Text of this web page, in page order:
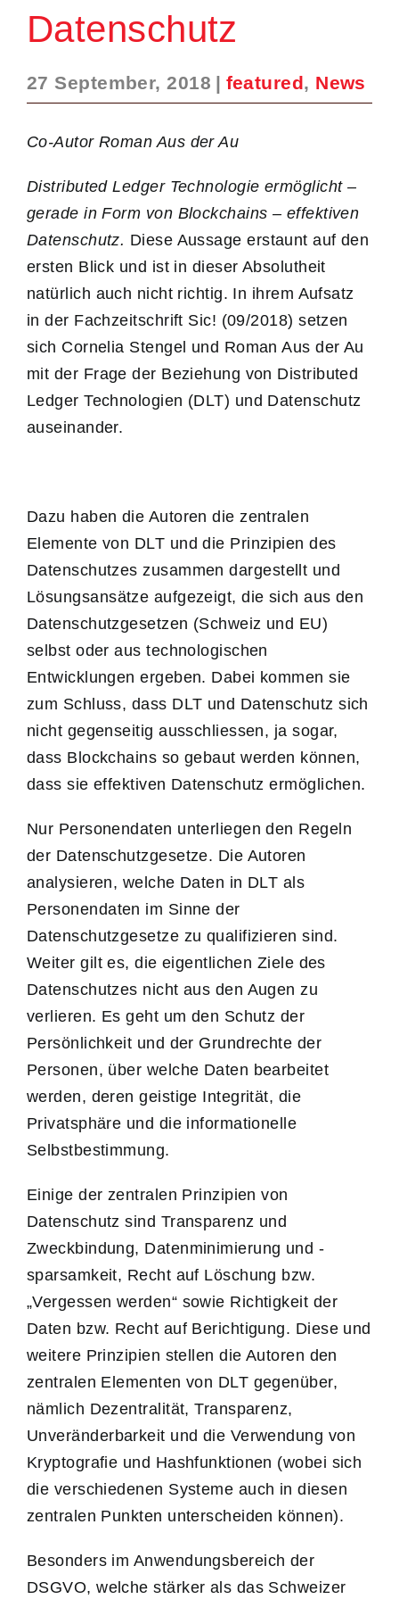
Datenschutz
27 September, 2018 | featured, News
Co-Autor Roman Aus der Au
Distributed Ledger Technologie ermöglicht –
gerade in Form von Blockchains – effektiven
Datenschutz. Diese Aussage erstaunt auf den
ersten Blick und ist in dieser Absolutheit
natürlich auch nicht richtig. In ihrem Aufsatz
in der Fachzeitschrift Sic! (09/2018) setzen
sich Cornelia Stengel und Roman Aus der Au
mit der Frage der Beziehung von Distributed
Ledger Technologien (DLT) und Datenschutz
auseinander.
Dazu haben die Autoren die zentralen
Elemente von DLT und die Prinzipien des
Datenschutzes zusammen dargestellt und
Lösungsansätze aufgezeigt, die sich aus den
Datenschutzgesetzen (Schweiz und EU)
selbst oder aus technologischen
Entwicklungen ergeben. Dabei kommen sie
zum Schluss, dass DLT und Datenschutz sich
nicht gegenseitig ausschliessen, ja sogar,
dass Blockchains so gebaut werden können,
dass sie effektiven Datenschutz ermöglichen.
Nur Personendaten unterliegen den Regeln
der Datenschutzgesetze. Die Autoren
analysieren, welche Daten in DLT als
Personendaten im Sinne der
Datenschutzgesetze zu qualifizieren sind.
Weiter gilt es, die eigentlichen Ziele des
Datenschutzes nicht aus den Augen zu
verlieren. Es geht um den Schutz der
Persönlichkeit und der Grundrechte der
Personen, über welche Daten bearbeitet
werden, deren geistige Integrität, die
Privatsphäre und die informationelle
Selbstbestimmung.
Einige der zentralen Prinzipien von
Datenschutz sind Transparenz und
Zweckbindung, Datenminimierung und -
sparsamkeit, Recht auf Löschung bzw.
„Vergessen werden“ sowie Richtigkeit der
Daten bzw. Recht auf Berichtigung. Diese und
weitere Prinzipien stellen die Autoren den
zentralen Elementen von DLT gegenüber,
nämlich Dezentralität, Transparenz,
Unveränderbarkeit und die Verwendung von
Kryptografie und Hashfunktionen (wobei sich
die verschiedenen Systeme auch in diesen
zentralen Punkten unterscheiden können).
Besonders im Anwendungsbereich der
DSGVO, welche stärker als das Schweizer